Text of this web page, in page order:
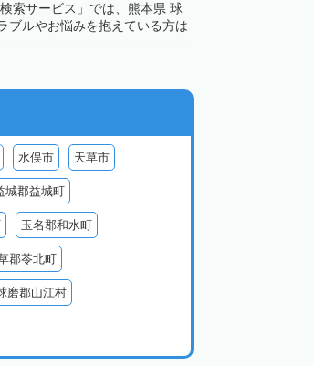
索サービス」では、熊本県 球
ブルやお悩みを抱えている方は
水俣市 天草市
城郡益城町
玉名郡和水町
郡苓北町
磨郡山江村